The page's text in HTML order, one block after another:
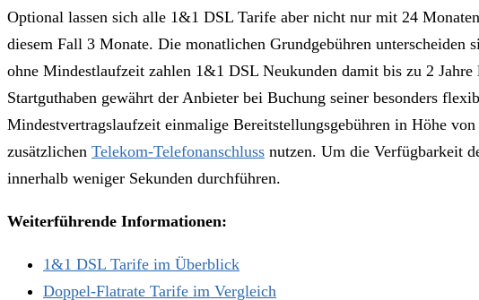
Optional lassen sich alle 1&1 DSL Tarife aber nicht nur mit 24
diesem Fall 3 Monate. Die monatlichen Grundgebühren
ohne Mindestlaufzeit zahlen 1&1 DSL Neukunden damit bis zu 2
Startguthaben gewährt der Anbieter bei Buchung seiner besonders
Mindestvertragslaufzeit einmalige Bereitstellungsgebühren in Höhe
zusätzlichen Telekom-Telefonanschluss nutzen. Um die Verfügbarkeit
innerhalb weniger Sekunden durchführen.
Weiterführende Informationen:
1&1 DSL Tarife im Überblick
Doppel-Flatrate Tarife im Vergleich